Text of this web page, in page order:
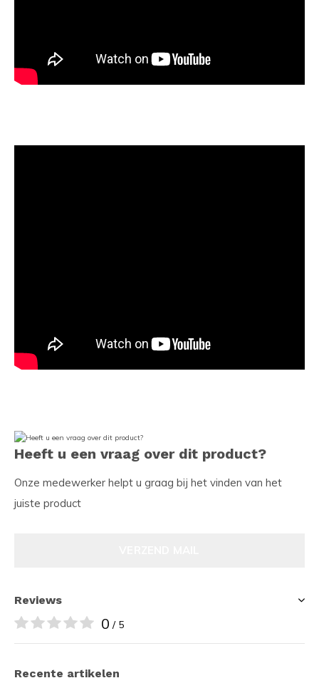
Heeft u een vraag over dit product?
Onze medewerker helpt u graag bij het vinden van het
juiste product
Reviews
0 / 5
Recente artikelen